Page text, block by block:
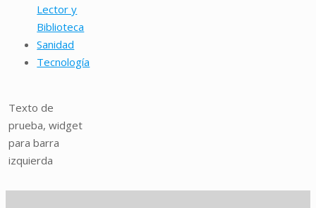
Lector y
Biblioteca
Sanidad
Tecnología
Texto de
prueba, widget
para barra
izquierda